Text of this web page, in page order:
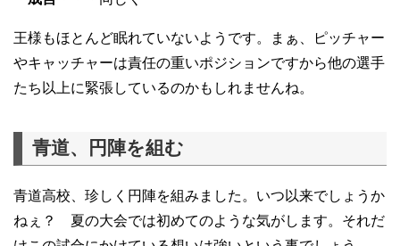
王様もほとんど眠れていないようです。まぁ、ピッチャー
やキャッチャーは責任の重いポジションですから他の選手
たち以上に緊張しているのかもしれませんね。
青道、円陣を組む
青道高校、珍しく円陣を組みました。いつ以来でしょうか
ねぇ？ 夏の大会では初めてのような気がします。それだ